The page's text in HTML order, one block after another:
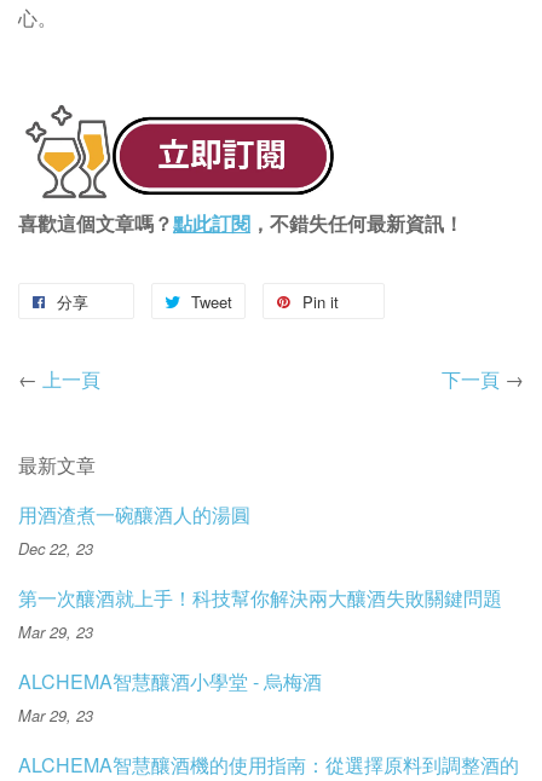
心。
喜歡這個文章嗎？點此訂閱 ，不錯失任何最新資訊！
分享 Tweet Pin it
← 上一頁 下一頁 →
最新文章
用酒渣煮一碗釀酒人的湯圓
Dec 22, 23
第一次釀酒就上手！科技幫你解決兩大釀酒失敗關鍵問題
Mar 29, 23
ALCHEMA智慧釀酒小學堂 - 烏梅酒
Mar 29, 23
ALCHEMA智慧釀酒機的使用指南：從選擇原料到調整酒的